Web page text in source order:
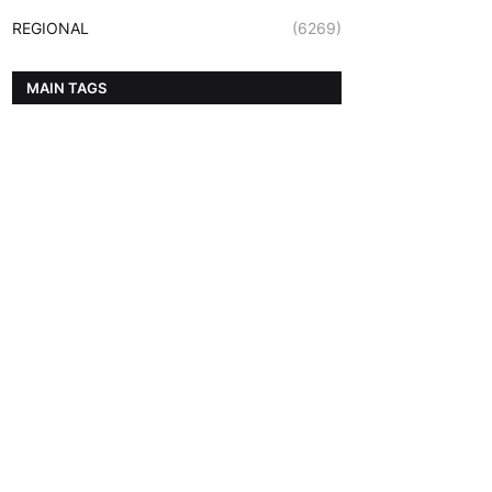
REGIONAL (6269)
MAIN TAGS